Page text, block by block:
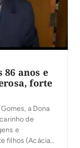
86 anos e
forte
a Dona
de
e
filhos (Acácia